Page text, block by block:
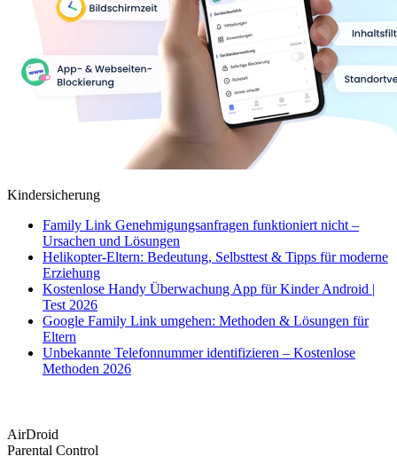
Kindersicherung
Family Link Genehmigungsanfragen funktioniert nicht –
Ursachen und Lösungen
Helikopter-Eltern: Bedeutung, Selbsttest & Tipps für moderne
Erziehung
Kostenlose Handy Überwachung App für Kinder Android |
Test 2026
Google Family Link umgehen: Methoden & Lösungen für
Eltern
Unbekannte Telefonnummer identifizieren – Kostenlose
Methoden 2026
AirDroid
Parental Control